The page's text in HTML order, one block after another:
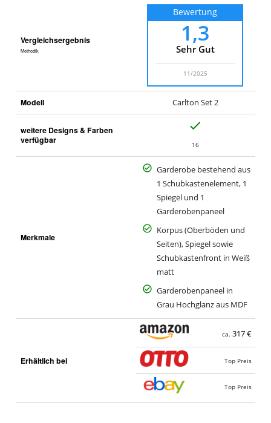
Vergleichsergebnis
Methodik
Bewertung
1,3
Sehr Gut
11/2025
Modell Carlton Set 2
weitere Designs & Farben
verfügbar
16
Merkmale
Garderobe bestehend aus
1 Schubkastenelement, 1
Spiegel und 1
Garderobenpaneel
Korpus (Oberböden und
Seiten), Spiegel sowie
Schubkastenfront in Weiß
matt
Garderobenpaneel in
Grau Hochglanz aus MDF
Erhältlich bei
ca. 317 €
Top Preis
Top Preis